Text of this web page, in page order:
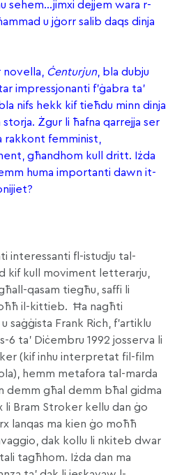
sehem…jimxi dejjem wara r-
u jġorr salib daqs dinja
Ċenturjun, bla dubju
impressjonanti f’ġabra ta’
nifs hekk kif tieħdu minn dinja
Żgur li ħafna qarrejja ser
rakkont femminist,
għandhom kull dritt. Iżda
huma importanti dawn it-
interessanti fl-istudju tal-
kif kull moviment letterarju,
qasam tiegħu, saffi li
il-kittieb. Ħa nagħti
Frank Rich, f’artiklu
6 ta’ Diċembru 1992 josserva li
(kif inhu interpretat fil-film
hemm metafora tal-marda
demm għal demm bħal gidma
li Bram Stroker kellu dan ġo
lanqas ma kien ġo moħħ
dak kollu li nkiteb dwar
tagħhom. Iżda dan ma